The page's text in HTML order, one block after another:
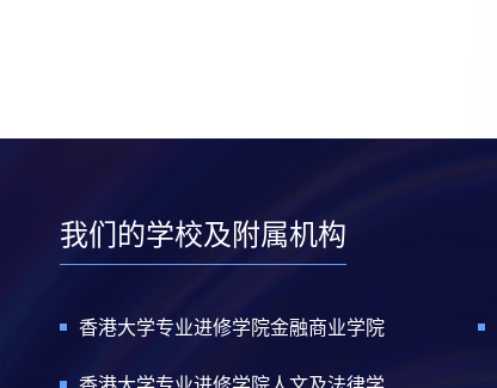
我们的学校及附属机构
香港大学专业进修学院金融商业学院